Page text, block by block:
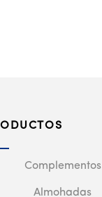
Complementos
Almohadas